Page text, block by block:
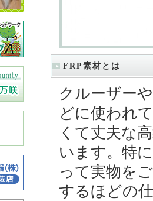
FRP素材とは
クルーザー
どに使われ
くて丈夫な
います。特
って実物を
するほどの